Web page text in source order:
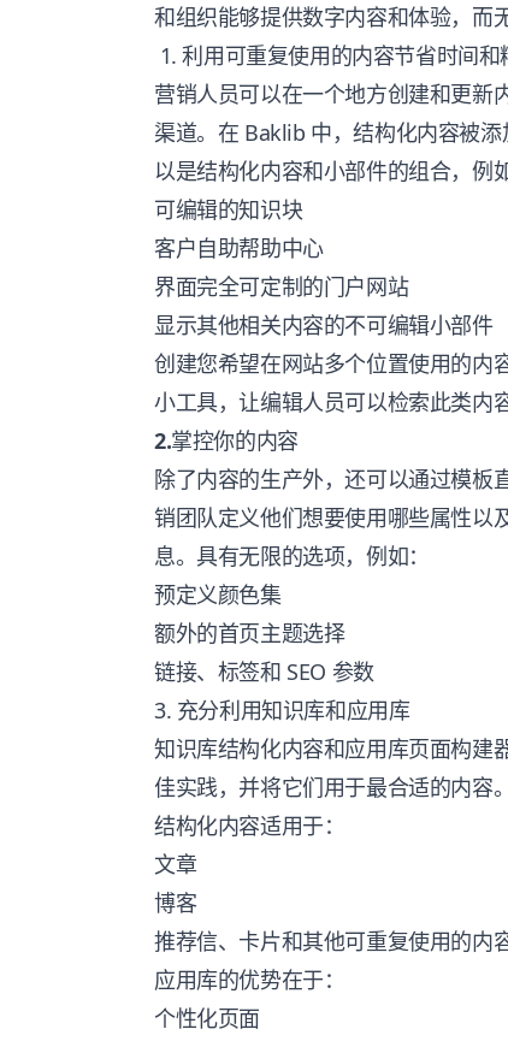
和组织能够提供数字内容和体验，而
1. 利用可重复使用的内容节省时间和
营销人员可以在一个地方创建和更新
渠道。在 Baklib 中，结构化内容被
以是结构化内容和小部件的组合，例如
可编辑的知识块
客户自助帮助中心
界面完全可定制的门户网站
显示其他相关内容的不可编辑小部件
创建您希望在网站多个位置使用的内
小工具，让编辑人员可以检索此类内
2.掌控你的内容
除了内容的生产外，还可以通过模板
销团队定义他们想要使用哪些属性以
息。具有无限的选项，例如：
预定义颜色集
额外的首页主题选择
链接、标签和 SEO 参数
3. 充分利用知识库和应用库
知识库结构化内容和应用库页面构建
佳实践，并将它们用于最合适的内容。
结构化内容适用于：
文章
博客
推荐信、卡片和其他可重复使用的内
应用库的优势在于：
个性化页面